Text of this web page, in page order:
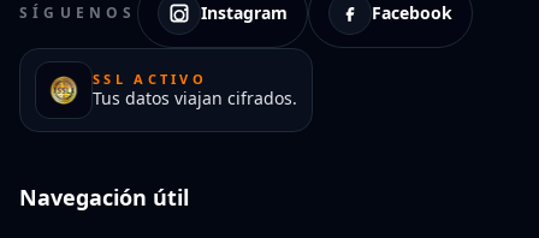
SÍGUENOS Instagram Facebook
SSL ACTIVO
Tus datos viajan cifrados.
Navegación útil